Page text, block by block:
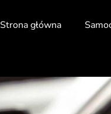
Strona główna